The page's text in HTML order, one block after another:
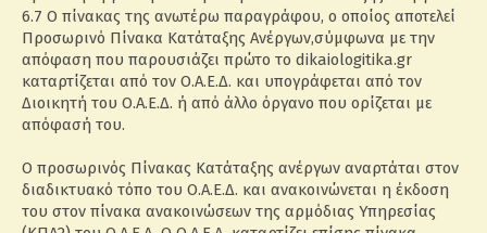
6.7 Ο πίνακας της ανωτέρω παραγράφου, ο οποίος αποτελεί
Προσωρινό Πίνακα Κατάταξης Ανέργων,σύμφωνα με την
απόφαση που παρουσιάζει πρώτο το dikaiologitika.gr
καταρτίζεται από τον Ο.Α.Ε.Δ. και υπογράφεται από τον
Διοικητή του Ο.Α.Ε.Δ. ή από άλλο όργανο που ορίζεται με
απόφασή του.
Ο προσωρινός Πίνακας Κατάταξης ανέργων αναρτάται στον
διαδικτυακό τόπο του Ο.Α.Ε.Δ. και ανακοινώνεται η έκδοση
του στον πίνακα ανακοινώσεων της αρμόδιας Υπηρεσίας